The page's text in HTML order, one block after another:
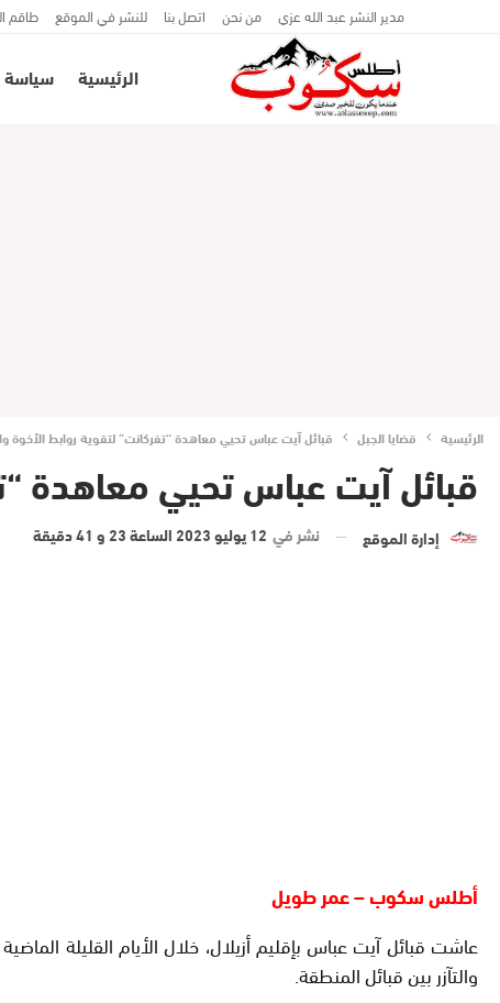
مدير النشر عبد الله عزي من نحن اتصل بنا للنشر في الموقع طاقم
الرئيسية سياسة
الرئيسية قضايا الجبل قبائل آيت عباس تحيي معاهدة “تفركانت” لتقوية روابط الأخوة
قبائل آيت عباس تحيي معاهدة
إدارة الموقع نشر في 12 يوليو 2023 الساعة 23 و 41 دقيقة
أطلس سكوب – عمر طويل
عاشت قبائل آيت عباس بإقليم أزيلال، خلال الأيام القليلة
والتآزر بين قبائل المنطقة.